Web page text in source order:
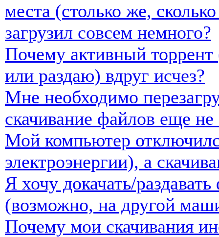
места (столько же,
загрузил совсем немного?
Почему активный торрент
или раздаю) вдруг исчез?
Мне необходимо
скачивание файлов еще
Мой компьютер
электроэнергии), а
Я хочу докачать/
(возможно, на другой
Почему мои скачивания